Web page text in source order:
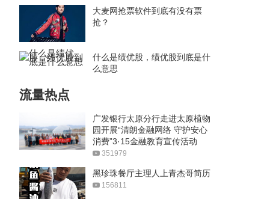
大麦网抢票软件到底有没有票
抢？
什么是绩优股，绩优股到底是什
么意思
流量热点
广发银行太原分行走进太原植物
园开展“清朗金融网络 守护安心
消费”3·15金融教育宣传活动
351979
黑珍珠餐厅主理人上青杰哥简历
156811